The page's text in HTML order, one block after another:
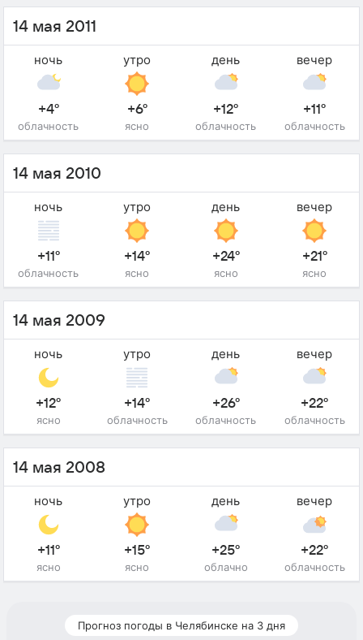
14 мая 2011
ночь
+4°
облачность
утро
+6°
ясно
день
+12°
облачность
вечер
+11°
облачность
14 мая 2010
ночь
+11°
облачность
утро
+14°
ясно
день
+24°
ясно
вечер
+21°
ясно
14 мая 2009
ночь
+12°
ясно
утро
+14°
облачность
день
+26°
облачность
вечер
+22°
облачность
14 мая 2008
ночь
+11°
ясно
утро
+15°
ясно
день
+25°
облачно
вечер
+22°
облачность
Прогноз погоды в Челябинске на 3 дня